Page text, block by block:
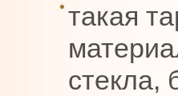
такая
стекла,